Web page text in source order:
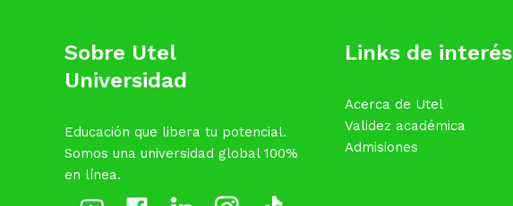
Sobre Utel
Universidad
Educación que libera tu potencial.
Somos una universidad global 100%
en línea.
Links de interés
Acerca de Utel
Validez académica
Admisiones